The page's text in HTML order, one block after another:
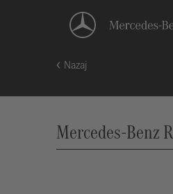
Nazaj
Mercedes-Benz